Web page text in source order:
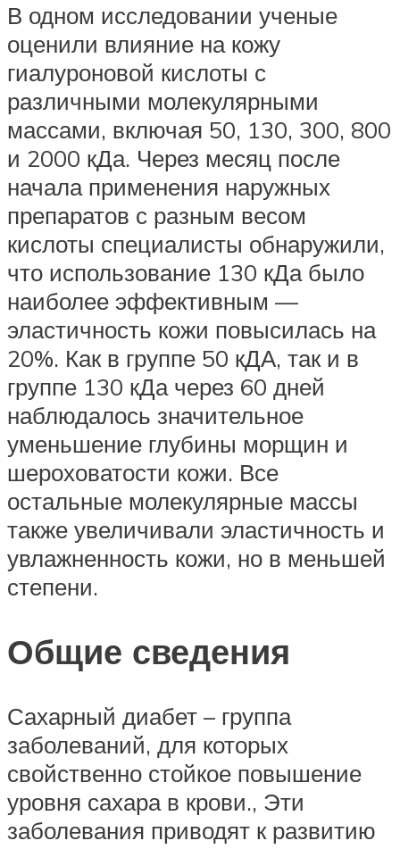
В одном исследовании ученые
оценили влияние на кожу
гиалуроновой кислоты с
различными молекулярными
массами, включая 50, 130, 300, 800
и 2000 кДа. Через месяц после
начала применения наружных
препаратов с разным весом
кислоты специалисты обнаружили,
что использование 130 кДа было
наиболее эффективным —
эластичность кожи повысилась на
20%. Как в группе 50 кДА, так и в
группе 130 кДа через 60 дней
наблюдалось значительное
уменьшение глубины морщин и
шероховатости кожи. Все
остальные молекулярные массы
также увеличивали эластичность и
увлажненность кожи, но в меньшей
степени.
Общие сведения
Сахарный диабет – группа
заболеваний, для которых
свойственно стойкое повышение
уровня сахара в крови., Эти
заболевания приводят к развитию